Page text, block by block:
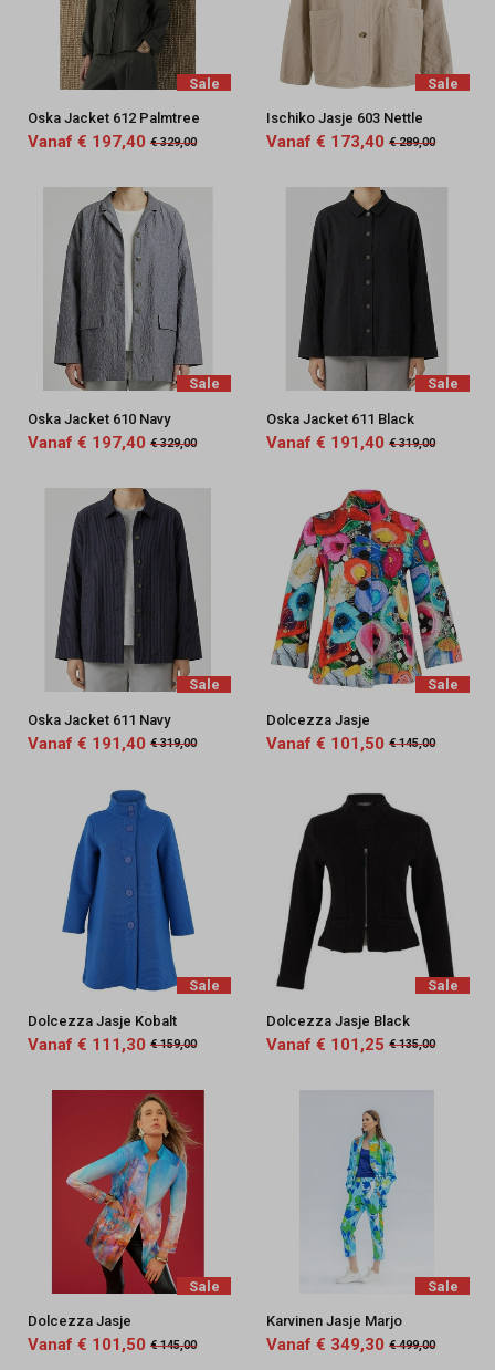
Sale
Oska Jacket 612 Palmtree
Vanaf € 197,40 € 329,00
Sale
Ischiko Jasje 603 Nettle
Vanaf € 173,40 € 289,00
Sale
Oska Jacket 610 Navy
Vanaf € 197,40 € 329,00
Sale
Oska Jacket 611 Black
Vanaf € 191,40 € 319,00
Sale
Oska Jacket 611 Navy
Vanaf € 191,40 € 319,00
Sale
Dolcezza Jasje
Vanaf € 101,50 € 145,00
Sale
Dolcezza Jasje Kobalt
Vanaf € 111,30 € 159,00
Sale
Dolcezza Jasje Black
Vanaf € 101,25 € 135,00
Sale
Dolcezza Jasje
Vanaf € 101,50 € 145,00
Sale
Karvinen Jasje Marjo
Vanaf € 349,30 € 499,00